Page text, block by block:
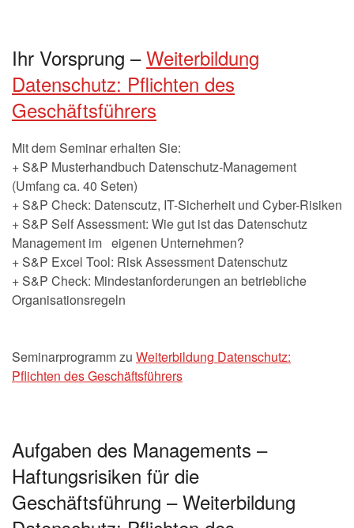
Ihr Vorsprung –Weiterbildung
Datenschutz: Pflichten des
Geschäftsführers
Mit dem Seminar erhalten Sie:
+ S&P Musterhandbuch Datenschutz-Management
(Umfang ca. 40 Seten)
+ S&P Check: Datenscutz, IT-Sicherheit und Cyber-Risiken
+ S&P Self Assessment: Wie gut ist das Datenschutz
Management im eigenen Unternehmen?
+ S&P Excel Tool: Risk Assessment Datenschutz
+ S&P Check: Mindestanforderungen an betriebliche
Organisationsregeln
Seminarprogramm zu Weiterbildung Datenschutz:
Pflichten des Geschäftsführers
Aufgaben des Managements –
Haftungsrisiken für die
Geschäftsführung – Weiterbildung